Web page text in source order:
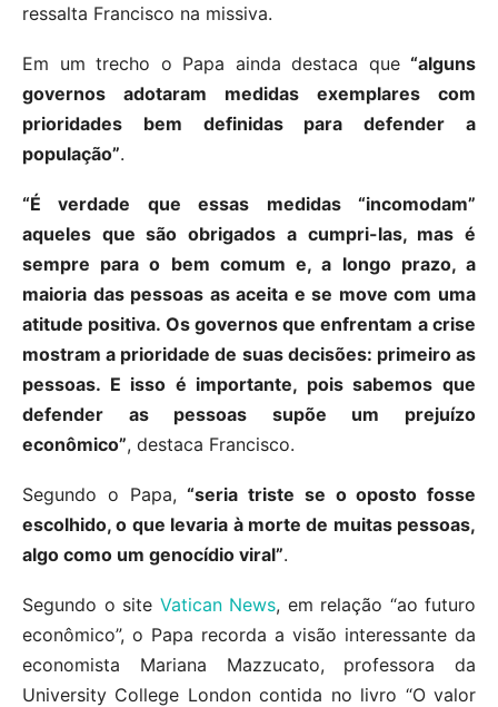
ressalta Francisco na missiva.
Em um trecho o Papa ainda destaca que “alguns
governos adotaram medidas exemplares com
prioridades bem definidas para defender a
população”.
“É verdade que essas medidas “incomodam”
aqueles que são obrigados a cumpri-las, mas é
sempre para o bem comum e, a longo prazo, a
maioria das pessoas as aceita e se move com uma
atitude positiva. Os governos que enfrentam a crise
mostram a prioridade de suas decisões: primeiro as
pessoas. E isso é importante, pois sabemos que
defender as pessoas supõe um prejuízo
econômico”, destaca Francisco.
Segundo o Papa,“seria triste se o oposto fosse
escolhido, o que levaria à morte de muitas pessoas,
algo como um genocídio viral”.
Segundo o site Vatican News, em relação “ao futuro
econômico”, o Papa recorda a visão interessante da
economista Mariana Mazzucato, professora da
University College London contida no livro “O valor